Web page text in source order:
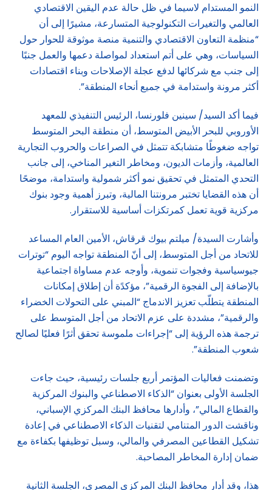
النمو المستدام لاسيما في ظل حالة عدم اليقين الاقتصادي
العالمي والتغيرات التكنولوجية المتسارعة، مشيرًا إلى أن
“منظمة التعاون الاقتصادي والتنمية منصة موثوقة للحوار حول
السياسات، وهي على أتم استعداد لمواصلة دعمها والعمل جنبًا
إلى جنب مع شركائها لدفع عجلة الإصلاحات وبناء اقتصادات
أكثر مرونة واستدامة في جميع أنحاء المنطقة”.
فيما أكد السيد/ سينين فلورنسا، الرئيس التنفيذي للمعهد
الأوروبي للبحر الأبيض المتوسط، أن منطقة البحر المتوسط
تواجه ضغوطًا متشابكة تتمثل في الصراعات والحروب التجارية
العالمية، وأزمات الديون، ومخاطر التغير المناخي، إلى جانب
التحدي المتمثل في تحقيق نمو أكثر شمولية واستدامة، موضحًا
أن هذه القضايا تختبر مرونتنا المالية، وتبرز أهمية وجود بنوك
مركزية قوية تعمل كمرتكزات أساسية للاستقرار.
وأشارت السيدة/ ميلتم بيوك قرقاش، الأمين العام المساعد
للاتحاد من أجل المتوسط، إلى أنّ المنطقة تواجه اليوم “توترات
جيوسياسية وفجوات تنموية، وأوجه عدم مساواة اجتماعية
بالإضافة إلى الفجوة الرقمية”، مؤكدًة أن إطلاق إمكانات
المنطقة يتطلّب تعزيز الاندماج “المبني على التحولات الخضراء
والرقمية”، مشددة على عزم الاتحاد من أجل المتوسط على
ترجمة هذه الرؤية إلى “إجراءات ملموسة تحقق أثرًا فعليًا لصالح
شعوب المنطقة”.
وتضمنت فعاليات المؤتمر أربع جلسات رئيسية، حيث جاءت
الجلسة الأولى بعنوان “الذكاء الاصطناعي والبنوك المركزية
والقطاع المالي”، وأدارها محافظ البنك المركزي الإسباني،
وناقشت الدور المتنامي لتقنيات الذكاء الاصطناعي في إعادة
تشكيل القطاعين المصرفي والمالي، وسبل توظيفها بكفاءة مع
ضمان إدارة المخاطر المصاحبة.
هذا، وقد أدار محافظ البنك المركزي المصري، الجلسة الثانية